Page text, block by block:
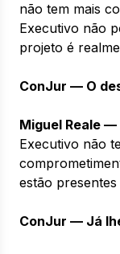
não tem mais
Executivo não
projeto é
ConJur — O
Miguel Reale —
Executivo não
estão
ConJur — Já